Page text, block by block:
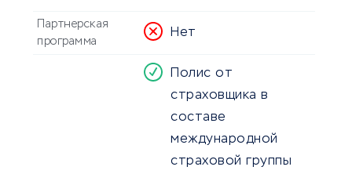
Партнерская
программа
Нет
Полис от
страховщика в
составе
международной
страховой группы